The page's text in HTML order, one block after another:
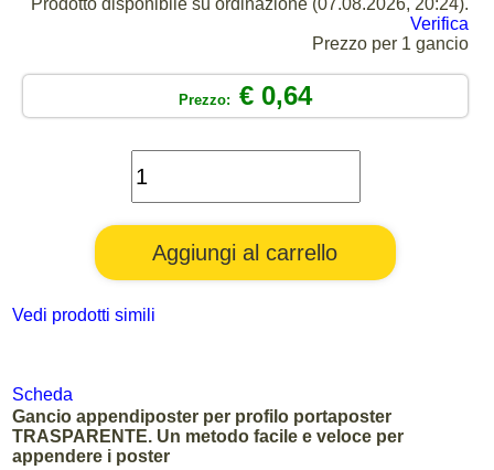
Prodotto disponibile su ordinazione (07.08.2026, 20:24).
Verifica
Prezzo per 1 gancio
Prezzo: € 0,64
Vedi prodotti simili
Scheda
Gancio appendiposter per profilo portaposter
TRASPARENTE. Un metodo facile e veloce per
appendere i poster